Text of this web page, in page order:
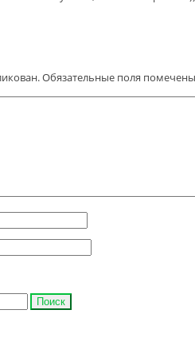
Обязательные поля